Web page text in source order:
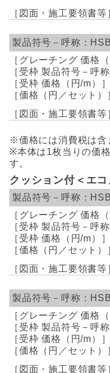
※価格には消費税は含
※本体は1枚当りの価
す。
クッション付＜エ